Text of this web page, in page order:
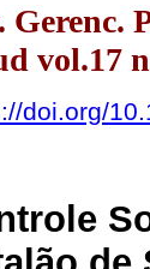
Gerenc.
vol.17
doi.org/